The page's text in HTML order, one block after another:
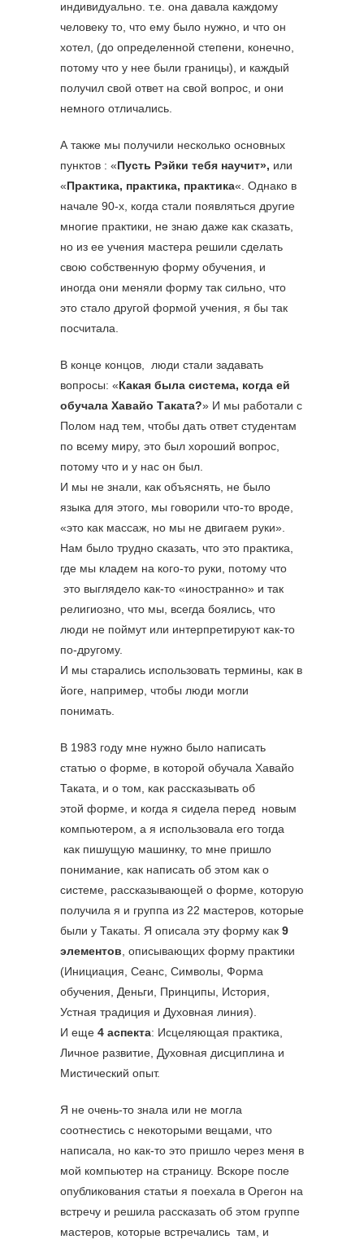
индивидуально. т.е. она давала каждому
человеку то, что ему было нужно, и что он
хотел, (до определенной степени, конечно,
потому что у нее были границы), и каждый
получил свой ответ на свой вопрос, и они
немного отличались.
А также мы получили несколько основных
пунктов : «Пусть Рэйки тебя научит», или
«Практика, практика, практика«. Однако в
начале 90-х, когда стали появляться другие
многие практики, не знаю даже как сказать,
но из ее учения мастера решили сделать
свою собственную форму обучения, и
иногда они меняли форму так сильно, что
это стало другой формой учения, я бы так
посчитала.
В конце концов, люди стали задавать
вопросы: «Какая была система, когда ей
обучала Хавайо Таката?» И мы работали с
Полом над тем, чтобы дать ответ студентам
по всему миру, это был хороший вопрос,
потому что и у нас он был.
И мы не знали, как объяснять, не было
языка для этого, мы говорили что-то вроде,
«это как массаж, но мы не двигаем руки».
Нам было трудно сказать, что это практика,
где мы кладем на кого-то руки, потому что
это выглядело как-то «иностранно» и так
религиозно, что мы, всегда боялись, что
люди не поймут или интерпретируют как-то
по-другому.
И мы старались использовать термины, как в
йоге, например, чтобы люди могли
понимать.
В 1983 году мне нужно было написать
статью о форме, в которой обучала Хавайо
Таката, и о том, как рассказывать об
этой форме, и когда я сидела перед новым
компьютером, а я использовала его тогда
как пишущую машинку, то мне пришло
понимание, как написать об этом как о
системе, рассказывающей о форме, которую
получила я и группа из 22 мастеров, которые
были у Такаты. Я описала эту форму как 9
элементов , описывающих форму практики
(Инициация, Сеанс, Символы, Форма
обучения, Деньги, Принципы, История,
Устная традиция и Духовная линия).
И еще 4 аспекта: Исцеляющая практика,
Личное развитие, Духовная дисциплина и
Мистический опыт.
Я не очень-то знала или не могла
соотнестись с некоторыми вещами, что
написала, но как-то это пришло через меня в
мой компьютер на страницу. Вскоре после
опубликования статьи я поехала в Орегон на
встречу и решила рассказать об этом группе
мастеров, которые встречались там, и